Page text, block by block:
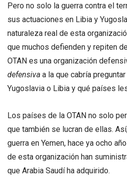
Pero no solo la guerra contra el
sus actuaciones en Libia y
naturaleza real de esta
que muchos defienden y repiten
OTAN es una organización
defensiva a la que cabría preguntar
Yugoslavia o Libia y qué países
Los países de la OTAN no solo
que también se lucran de ellas.
guerra en Yemen, hace ya ocho
de esta organización han
que Arabia Saudí ha adquirido.